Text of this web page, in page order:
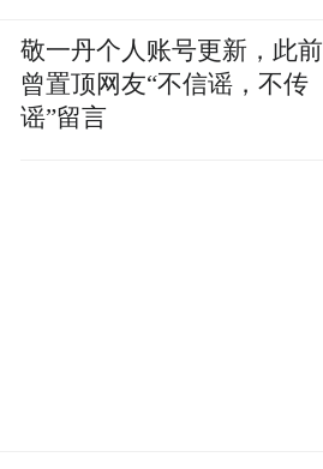
敬一丹个人账号更新，此前
曾置顶网友“不信谣，不传
谣”留言